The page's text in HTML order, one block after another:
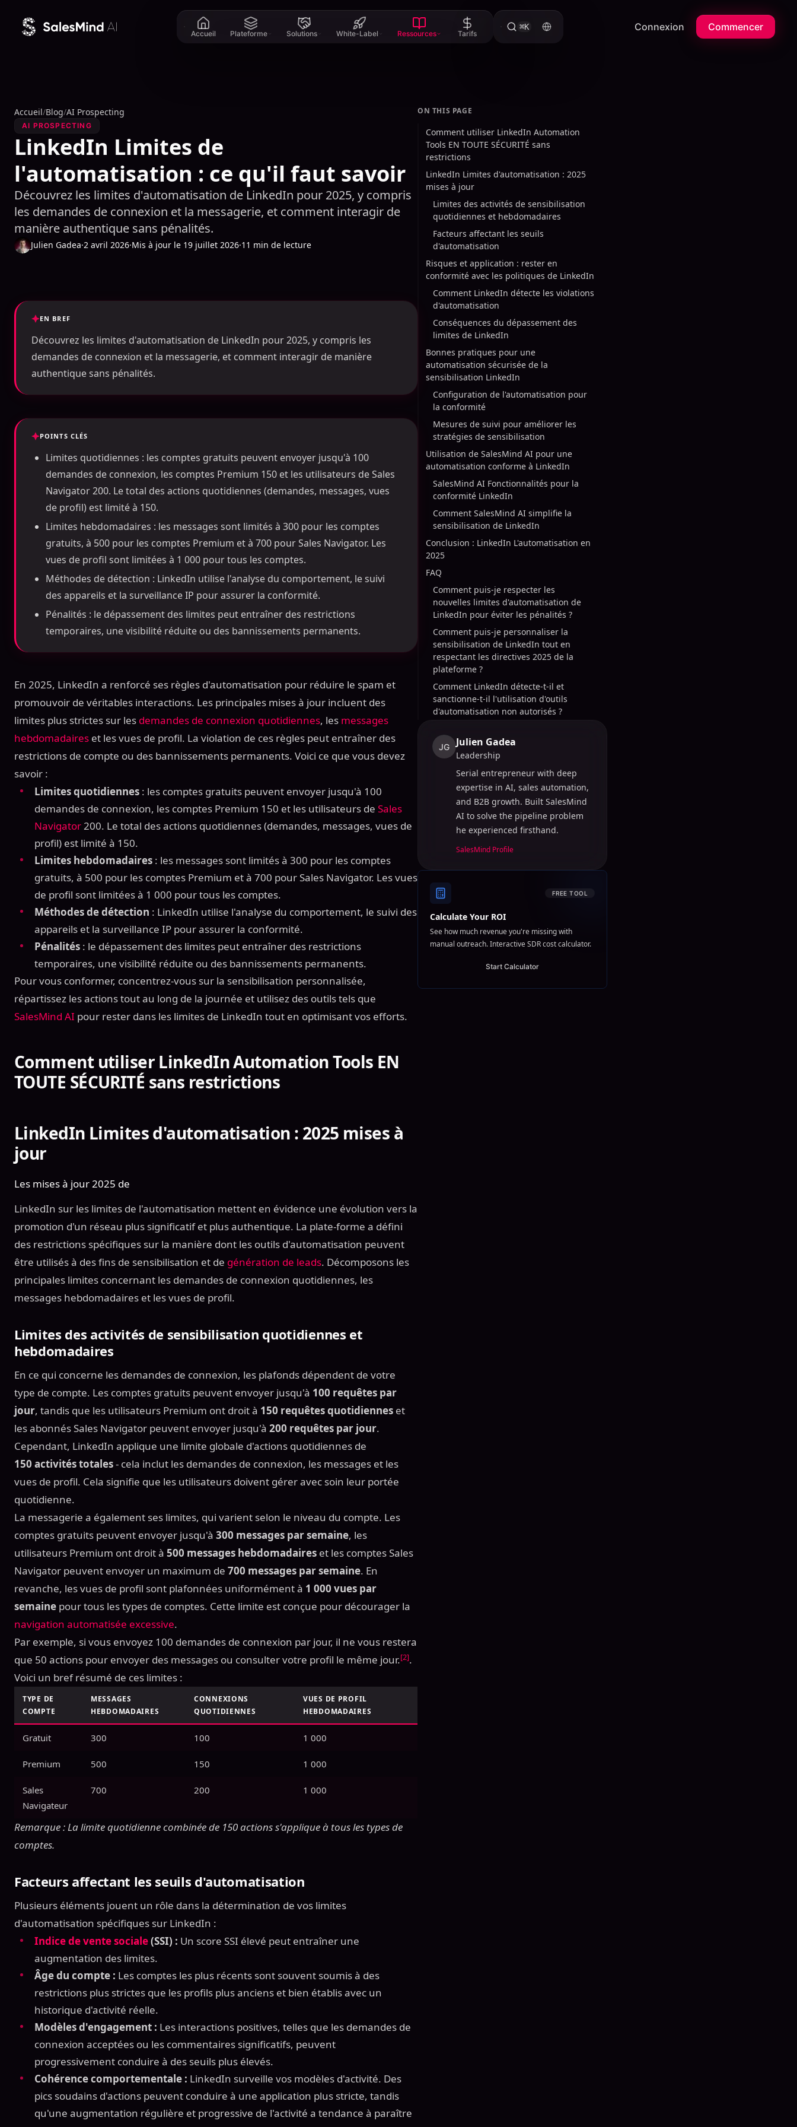
Accueil Plateforme Solutions White-Label Ressources Tarifs
⌘K Connexion Commencer
Accueil/Blog/AI Prospecting
AI PROSPECTING
LinkedIn Limites de
l'automatisation : ce qu'il faut savoir
Découvrez les limites d'automatisation de LinkedIn pour 2025, y compris
les demandes de connexion et la messagerie, et comment interagir de
manière authentique sans pénalités.
Julien Gadea·2 avril 2026·Mis à jour le 19 juillet 2026·11 min de lecture
EN BREF
Découvrez les limites d'automatisation de LinkedIn pour 2025, y compris les
demandes de connexion et la messagerie, et comment interagir de manière
authentique sans pénalités.
POINTS CLÉS
Limites quotidiennes : les comptes gratuits peuvent envoyer jusqu'à 100
demandes de connexion, les comptes Premium 150 et les utilisateurs de Sales
Navigator 200. Le total des actions quotidiennes (demandes, messages, vues
de profil) est limité à 150.
Limites hebdomadaires : les messages sont limités à 300 pour les comptes
gratuits, à 500 pour les comptes Premium et à 700 pour Sales Navigator. Les
vues de profil sont limitées à 1 000 pour tous les comptes.
Méthodes de détection : LinkedIn utilise l'analyse du comportement, le suivi
des appareils et la surveillance IP pour assurer la conformité.
Pénalités : le dépassement des limites peut entraîner des restrictions
temporaires, une visibilité réduite ou des bannissements permanents.
En 2025, LinkedIn a renforcé ses règles d'automatisation pour réduire le spam et
promouvoir de véritables interactions. Les principales mises à jour incluent des
limites plus strictes sur les demandes de connexion quotidiennes, les messages
hebdomadaires et les vues de profil. La violation de ces règles peut entraîner des
restrictions de compte ou des bannissements permanents. Voici ce que vous devez
savoir :
Limites quotidiennes : les comptes gratuits peuvent envoyer jusqu'à 100
demandes de connexion, les comptes Premium 150 et les utilisateurs de Sales
Navigator200. Le total des actions quotidiennes (demandes, messages, vues de
profil) est limité à 150.
Limites hebdomadaires : les messages sont limités à 300 pour les comptes
gratuits, à 500 pour les comptes Premium et à 700 pour Sales Navigator. Les vues
de profil sont limitées à 1 000 pour tous les comptes.
Méthodes de détection : LinkedIn utilise l'analyse du comportement, le suivi des
appareils et la surveillance IP pour assurer la conformité.
Pénalités : le dépassement des limites peut entraîner des restrictions
temporaires, une visibilité réduite ou des bannissements permanents.
Pour vous conformer, concentrez-vous sur la sensibilisation personnalisée,
répartissez les actions tout au long de la journée et utilisez des outils tels que
SalesMind AI pour rester dans les limites de LinkedIn tout en optimisant vos efforts.
Comment utiliser LinkedIn Automation Tools EN
TOUTE SÉCURITÉ sans restrictions
LinkedIn Limites d'automatisation : 2025 mises à
jour
Les mises à jour 2025 de
LinkedIn sur les limites de l'automatisation mettent en évidence une évolution vers la
promotion d'un réseau plus significatif et plus authentique. La plate-forme a défini
des restrictions spécifiques sur la manière dont les outils d'automatisation peuvent
être utilisés à des fins de sensibilisation et de génération de leads. Décomposons les
principales limites concernant les demandes de connexion quotidiennes, les
messages hebdomadaires et les vues de profil.
Limites des activités de sensibilisation quotidiennes et
hebdomadaires
En ce qui concerne les demandes de connexion, les plafonds dépendent de votre
type de compte. Les comptes gratuits peuvent envoyer jusqu'à 100 requêtes par
jour, tandis que les utilisateurs Premium ont droit à 150 requêtes quotidiennes et
les abonnés Sales Navigator peuvent envoyer jusqu'à 200 requêtes par jour.
Cependant, LinkedIn applique une limite globale d'actions quotidiennes de
150 activités totales- cela inclut les demandes de connexion, les messages et les
vues de profil. Cela signifie que les utilisateurs doivent gérer avec soin leur portée
quotidienne.
La messagerie a également ses limites, qui varient selon le niveau du compte. Les
comptes gratuits peuvent envoyer jusqu'à 300 messages par semaine, les
utilisateurs Premium ont droit à 500 messages hebdomadaires et les comptes Sales
Navigator peuvent envoyer un maximum de 700 messages par semaine. En
revanche, les vues de profil sont plafonnées uniformément à 1 000 vues par
semaine pour tous les types de comptes. Cette limite est conçue pour décourager la
navigation automatisée excessive.
Par exemple, si vous envoyez 100 demandes de connexion par jour, il ne vous restera
que 50 actions pour envoyer des messages ou consulter votre profil le même jour.[2].
Voici un bref résumé de ces limites :
TYPE DE
COMPTE
MESSAGES
HEBDOMADAIRES
CONNEXIONS
QUOTIDIENNES
VUES DE PROFIL
HEBDOMADAIRES
Gratuit 300 100 1 000
Premium 500 150 1 000
Sales
Navigateur
700 200 1 000
Remarque : La limite quotidienne combinée de 150 actions s'applique à tous les types de
comptes.
Facteurs affectant les seuils d'automatisation
Plusieurs éléments jouent un rôle dans la détermination de vos limites
d'automatisation spécifiques sur LinkedIn :
Indice de vente sociale(SSI) : Un score SSI élevé peut entraîner une
augmentation des limites.
Âge du compte : Les comptes les plus récents sont souvent soumis à des
restrictions plus strictes que les profils plus anciens et bien établis avec un
historique d'activité réelle.
Modèles d'engagement : Les interactions positives, telles que les demandes de
connexion acceptées ou les commentaires significatifs, peuvent
progressivement conduire à des seuils plus élevés.
Cohérence comportementale : LinkedIn surveille vos modèles d'activité. Des
pics soudains d'actions peuvent conduire à une application plus stricte, tandis
qu'une augmentation régulière et progressive de l'activité a tendance à paraître
ON THIS PAGE
Comment utiliser LinkedIn Automation
Tools EN TOUTE SÉCURITÉ sans
restrictions
LinkedIn Limites d'automatisation : 2025
mises à jour
Limites des activités de sensibilisation
quotidiennes et hebdomadaires
Facteurs affectant les seuils
d'automatisation
Risques et application : rester en
conformité avec les politiques de LinkedIn
Comment LinkedIn détecte les violations
d'automatisation
Conséquences du dépassement des
limites de LinkedIn
Bonnes pratiques pour une
automatisation sécurisée de la
sensibilisation LinkedIn
Configuration de l'automatisation pour
la conformité
Mesures de suivi pour améliorer les
stratégies de sensibilisation
Utilisation de SalesMind AI pour une
automatisation conforme à LinkedIn
SalesMind AI Fonctionnalités pour la
conformité LinkedIn
Comment SalesMind AI simplifie la
sensibilisation de LinkedIn
Conclusion : LinkedIn L'automatisation en
2025
FAQ
Comment puis-je respecter les
nouvelles limites d'automatisation de
LinkedIn pour éviter les pénalités ?
Comment puis-je personnaliser la
sensibilisation de LinkedIn tout en
respectant les directives 2025 de la
plateforme ?
Comment LinkedIn détecte-t-il et
sanctionne-t-il l'utilisation d'outils
d'automatisation non autorisés ?
JG Julien Gadea
Leadership
Serial entrepreneur with deep
expertise in AI, sales automation,
and B2B growth. Built SalesMind
AI to solve the pipeline problem
he experienced firsthand.
SalesMind Profile
FREE TOOL
Calculate Your ROI
See how much revenue you're missing with
manual outreach. Interactive SDR cost calculator.
Start Calculator